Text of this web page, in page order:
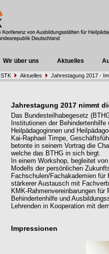
Wir über uns Aktuelles
STK Aktuelles Jahrestagung 2017 -
Jahrestagung 2017 nimmt
Das Bundesteilhabegesetz
Institutionen der
Heilpädagoginnen und
Kai-Raphael Timpe,
betonte in seinem Vortrag die
welche das BTHG in sich birgt.
In einem Workshop, begleitet
Modells der persönlichen
Fachschulen/Fachakademien
stärkerer Austausch mit
KMK-Rahmenvereinbarungen
Behindertenhilfe und
Lehrenden in Kooperation mit
Impressionen